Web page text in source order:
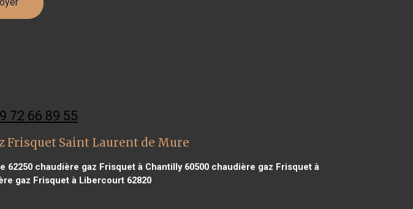
72 66 89 55
Saint Laurent de Mure
62250chaudière gaz Frisquet à Chantilly 60500chaudière gaz Frisquet à
gaz Frisquet à Libercourt 62820